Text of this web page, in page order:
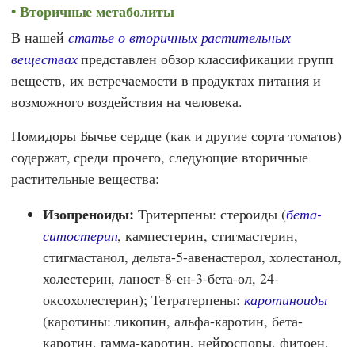
Вторичные метаболиты
В нашей статье о вторичных растительных
веществахпредставлен обзор классификации групп
веществ, их встречаемости в продуктах питания и
возможного воздействия на человека.
Помидоры Бычье сердце (как и другие сорта томатов)
содержат, среди прочего, следующие вторичные
растительные вещества:
Изопреноиды: Тритерпены: стероиды (бета-
ситостерин, кампестерин, стигмастерин,
стигмастанол, дельта-5-авенастерол, холестанол,
холестерин, ланост-8-ен-3-бета-ол, 24-
оксохолестерин); Тетратерпены:каротиноиды
(каротины: ликопин, альфа-каротин, бета-
каротин, гамма-каротин, нейроспоры, фитоен,